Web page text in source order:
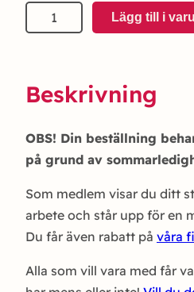
MEDLEMSKAP
mängd
Lägg till i
Beskrivning
OBS! Din beställning
på grund av
Som medlem visar du ditt
arbete och står upp för en
Du får även rabatt på våra
Alla som vill vara med får